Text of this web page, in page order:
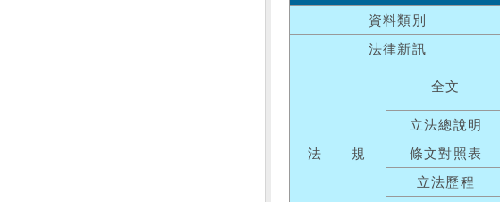
資料類別
法律新訊
法 規
全文
立法總說明
條文對照表
立法歷程